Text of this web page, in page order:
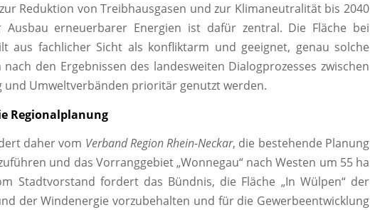
Reduktion von Treibhausgasen und zur Klimaneutralität bis 2040
Ausbau erneuerbarer Energien ist dafür zentral. Die Fläche bei
aus fachlicher Sicht als konfliktarm und geeignet, genau solche
den Ergebnissen des landesweiten Dialogprozesses zwischen
und Umweltverbänden prioritär genutzt werden.
Regionalplanung
daher vom Verband Region Rhein-Neckar, die bestehende Planung
und das Vorranggebiet „Wonnegau“ nach Westen um 55 ha
Stadtvorstand fordert das Bündnis, die Fläche „In Wülpen“ der
der Windenergie vorzubehalten und für die Gewerbeentwicklung